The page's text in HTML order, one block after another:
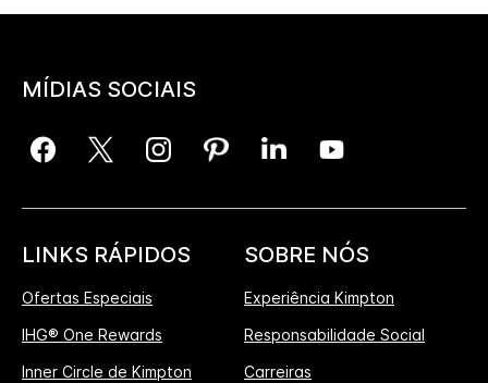
MÍDIAS SOCIAIS
LINKS RÁPIDOS
Ofertas Especiais
IHG® One Rewards
Inner Circle de Kimpton
SOBRE NÓS
Experiência Kimpton
Responsabilidade Social
Carreiras